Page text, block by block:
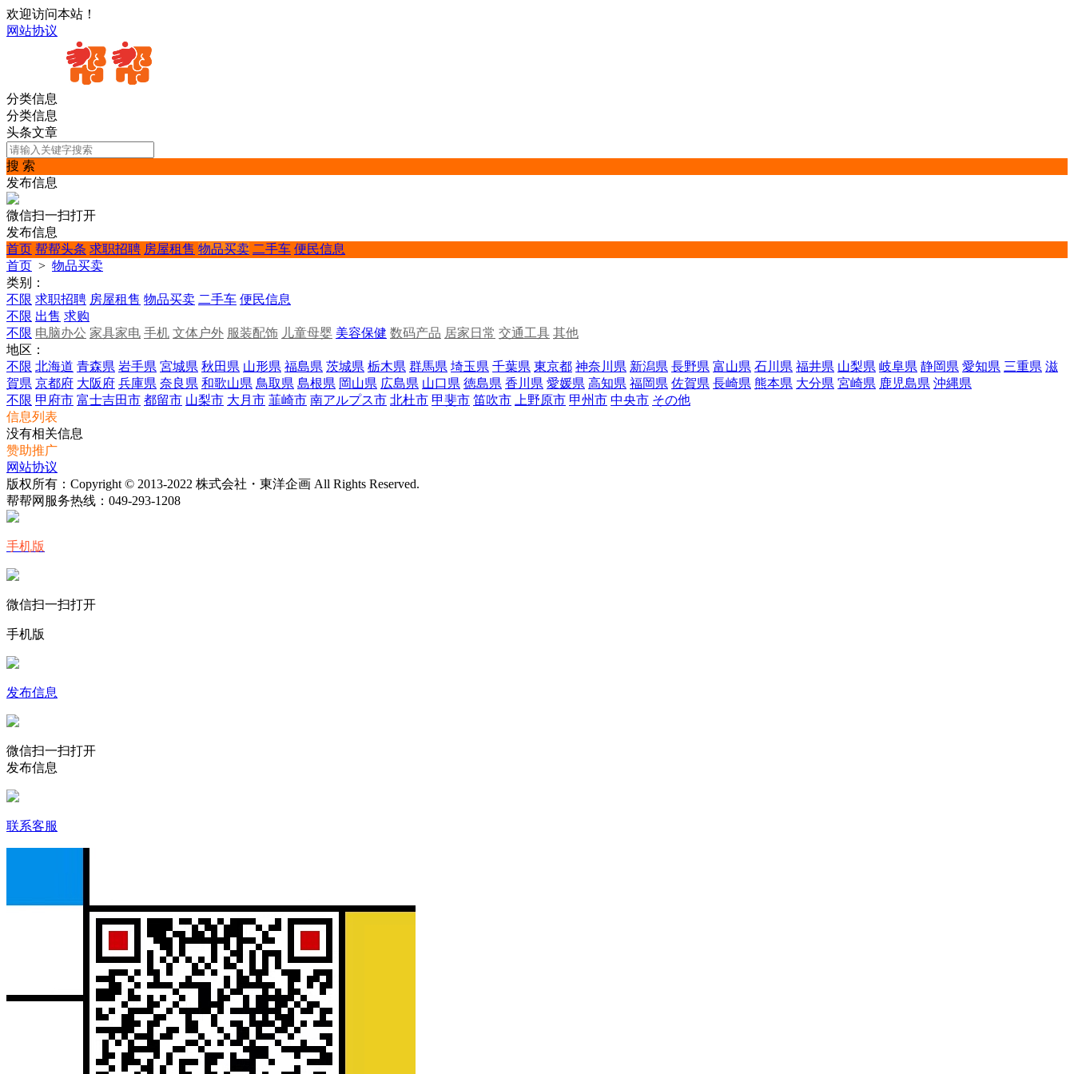
欢迎访问本站！
网站协议
分类信息
分类信息
头条文章
搜 索
发布信息
微信扫一扫打开
发布信息
首页 帮帮头条 求职招聘 房屋租售 物品买卖 二手车 便民信息
首页 > 物品买卖
类别：
不限 求职招聘 房屋租售 物品买卖 二手车 便民信息
不限 出售 求购
不限 电脑办公 家具家电 手机 文体户外 服装配饰 儿童母婴 美容保健 数码产品 居家日常 交通工具 其他
地区：
不限 北海道 青森県 岩手県 宮城県 秋田県 山形県 福島県 茨城県 栃木県 群馬県 埼玉県 千葉県 東京都 神奈川県 新潟県 長野県 富山県 石川県 福井県 山梨県 岐阜県 静岡県 愛知県 三重県 滋
賀県 京都府 大阪府 兵庫県 奈良県 和歌山県 鳥取県 島根県 岡山県 広島県 山口県 徳島県 香川県 愛媛県 高知県 福岡県 佐賀県 長崎県 熊本県 大分県 宮崎県 鹿児島県 沖縄県
不限 甲府市 富士吉田市 都留市 山梨市 大月市 韮崎市 南アルプス市 北杜市 甲斐市 笛吹市 上野原市 甲州市 中央市 その他
信息列表
没有相关信息
赞助推广
网站协议
版权所有：Copyright © 2013-2022 株式会社・東洋企画 All Rights Reserved.
帮帮网服务热线： 049-293-1208
手机版
微信扫一扫打开
手机版
发布信息
微信扫一扫打开
发布信息
联系客服